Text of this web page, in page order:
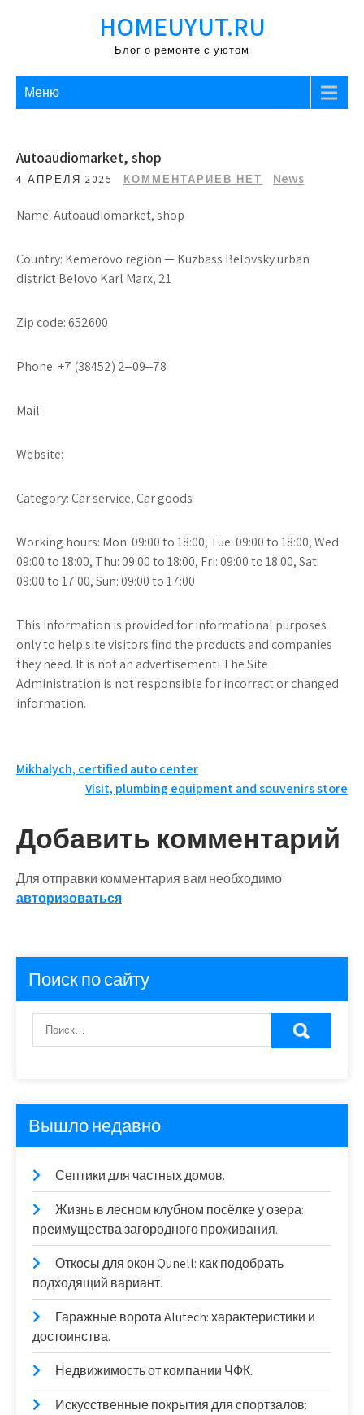
HOMEUYUT.RU
Блог о ремонте с уютом
Меню
Autoaudiomarket, shop
4 АПРЕЛЯ 2025 КОММЕНТАРИЕВ НЕТ News
Name: Autoaudiomarket, shop
Country: Kemerovo region — Kuzbass Belovsky urban
district Belovo Karl Marx, 21
Zip code: 652600
Phone: +7 (38452) 2‒09‒78
Mail:
Website:
Category: Car service, Car goods
Working hours: Mon: 09:00 to 18:00, Tue: 09:00 to 18:00, Wed:
09:00 to 18:00, Thu: 09:00 to 18:00, Fri: 09:00 to 18:00, Sat:
09:00 to 17:00, Sun: 09:00 to 17:00
This information is provided for informational purposes
only to help site visitors find the products and companies
they need. It is not an advertisement! The Site
Administration is not responsible for incorrect or changed
information.
Навигация
записям
Mikhalych, certified auto center
Visit, plumbing equipment and souvenirs store
Добавить комментарий
Для отправки комментария вам необходимо
авторизоваться.
Поиск по сайту
Вышло недавно
Септики для частных домов.
Жизнь в лесном клубном посёлке у озера:
преимущества загородного проживания.
Откосы для окон Qunell: как подобрать
подходящий вариант.
Гаражные ворота Alutech: характеристики и
достоинства.
Недвижимость от компании ЧФК.
Искусственные покрытия для спортзалов: